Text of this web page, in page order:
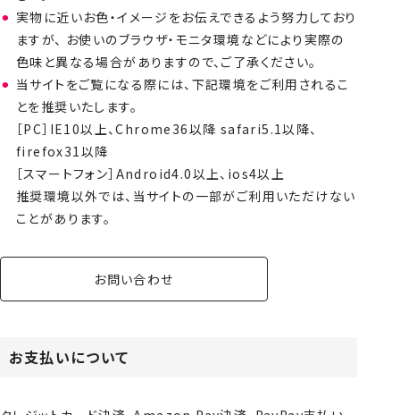
実物に近いお色・イメージをお伝えできるよう努力しており
ますが、 お使いのブラウザ・モニタ環境などにより実際の
色味と異なる場合がありますので、ご了承ください。
当サイトをご覧になる際には、下記環境をご利用されるこ
とを推奨いたします。
［PC］IE10以上、Chrome36以降 safari5.1以降、
firefox31以降
［スマートフォン］Android4.0以上、ios4以上
推奨環境以外では、当サイトの一部がご利用いただけない
ことがあります。
お問い合わせ
お支払いについて